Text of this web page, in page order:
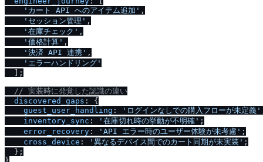
'カート API へのアイテム追加' ,
'セッション管理' ,
'在庫チェック' ,
'価格計算' ,
'決済 API 連携' ,
'エラーハンドリング'
  ];
// 実装時に発覚した認識の違い
discovered_gaps : {
guest_user_handling : 'ログインなしでの購入フローが未定義'
inventory_sync : '在庫切れ時の挙動が不明確' ;
error_recovery : 'API エラー時のユーザー体験が未考慮' ;
cross_device : '異なるデバイス間でのカート同期が未実装' ;
  };